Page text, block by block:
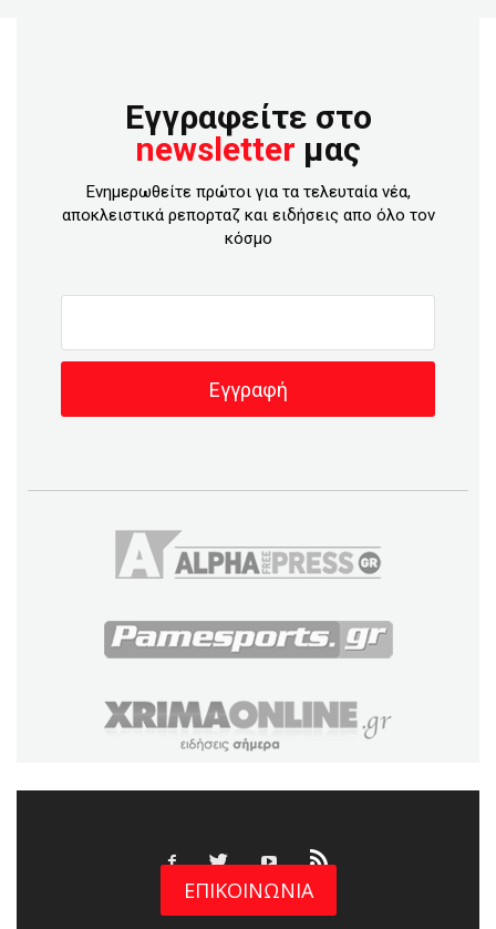
Εγγραφείτε στο
newsletter μας
Ενημερωθείτε πρώτοι για τα τελευταία νέα,
αποκλειστικά ρεπορταζ και ειδήσεις απο όλο τον
κόσμο
ΕΠΙΚΟΙΝΩΝΙΑ